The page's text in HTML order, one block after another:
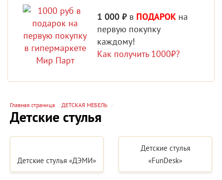
1 000 ₽ в ПОДАРОК на
первую покупку
каждому!
Как получить 1000₽?
Главная страница ДЕТСКАЯ МЕБЕЛЬ
Детские стулья
Детские стулья «ДЭМИ»
Детские стулья
«FunDesk»